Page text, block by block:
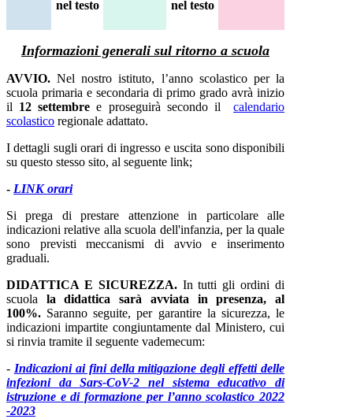
Informazioni generali sul ritorno a scuola
AVVIO. Nel nostro istituto, l’anno scolastico per la
scuola primaria e secondaria di primo grado avrà inizio
il 12 settembre e proseguirà secondo il calendario
scolastico regionale adattato.
I dettagli sugli orari di ingresso e uscita sono disponibili
su questo stesso sito, al seguente link;
- LINK orari
Si prega di prestare attenzione in particolare alle
indicazioni relative alla scuola dell'infanzia, per la quale
sono previsti meccanismi di avvio e inserimento
graduali.
DIDATTICA E SICUREZZA.In tutti gli ordini di
scuola la didattica sarà avviata in presenza, al
100%. Saranno seguite, per garantire la sicurezza, le
indicazioni impartite congiuntamente dal Ministero, cui
si rinvia tramite il seguente vademecum:
- Indicazioni ai fini della mitigazione degli effetti delle
infezioni da Sars-CoV-2 nel sistema educativo di
istruzione e di formazione per l’anno scolastico 2022
-2023